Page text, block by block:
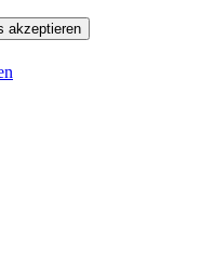
akzeptieren